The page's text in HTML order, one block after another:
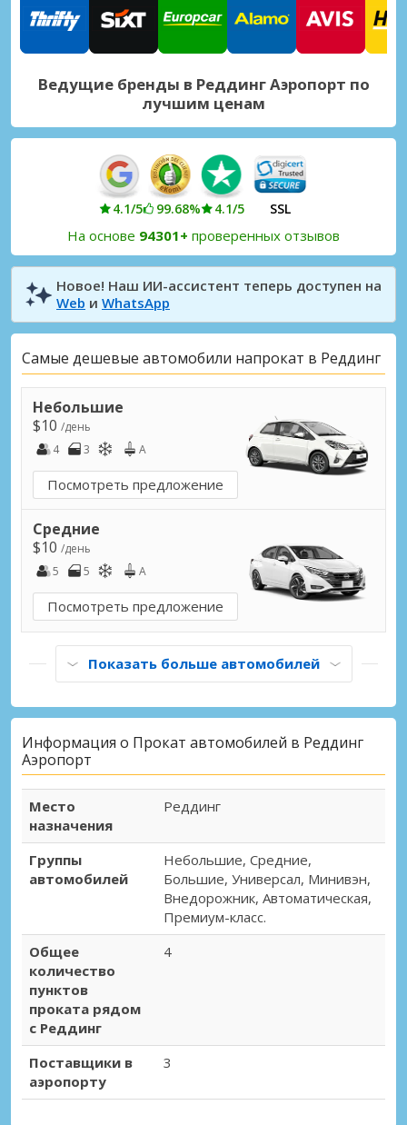
Ведущие бренды в Реддинг Аэропорт по
лучшим ценам
4.1/5 99.68% 4.1/5 SSL
На основе 94301+ проверенных отзывов
Новое! Наш ИИ-ассистент теперь доступен на
Web и WhatsApp
Самые дешевые автомобили напрокат в Реддинг
Небольшие
$10 /день
4
3 A
Посмотреть предложение
Средние
$10 /день
5
5 A
Посмотреть предложение
Показать больше автомобилей
Информация о Прокат автомобилей в Реддинг
Аэропорт
Место
назначения
Реддинг
Группы
автомобилей
Небольшие, Средние,
Большие, Универсал, Минивэн,
Внедорожник, Автоматическая,
Премиум-класс.
Общее
количество
пунктов
проката рядом
с Реддинг
4
Поставщики в
аэропорту
3